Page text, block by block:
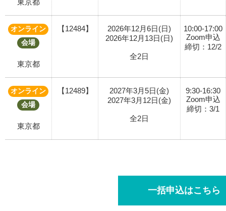
東京都
オンライン
会場
東京都
【12484】
2026年12月6日(日)
2026年12月13日(日)
全2日
10:00-17:00
Zoom申込
締切：12/2
オンライン
会場
東京都
【12489】
2027年3月5日(金)
2027年3月12日(金)
全2日
9:30-16:30
Zoom申込
締切：3/1
一括申込はこちら